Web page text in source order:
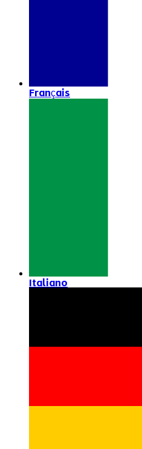
Français
Italiano